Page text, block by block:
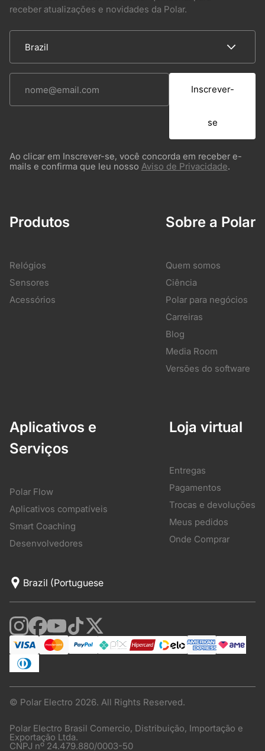
receber atualizações e novidades da Polar.
Inscrever-
se
Ao clicar em Inscrever-se, você concorda em receber e-
mails e confirma que leu nosso Aviso de Privacidade.
Produtos
Relógios
Sensores
Acessórios
Sobre a Polar
Quem somos
Ciência
Polar para negócios
Carreiras
Blog
Media Room
Versões do software
Aplicativos e
Serviços
Polar Flow
Aplicativos compatíveis
Smart Coaching
Desenvolvedores
Loja virtual
Entregas
Pagamentos
Trocas e devoluções
Meus pedidos
Onde Comprar
© Polar Electro 2026. All Rights Reserved.
Polar Electro Brasil Comercio, Distribuição, Importação e
Exportação Ltda.
CNPJ nº 24.479.880/0003-50